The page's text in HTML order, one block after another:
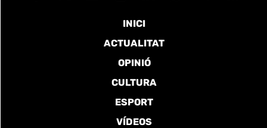
INICI
ACTUALITAT
OPINIÓ
CULTURA
ESPORT
VÍDEOS